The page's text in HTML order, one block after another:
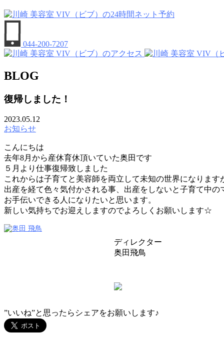
044-200-7207
BLOG
復帰しました！
2023.05.12
お知らせ
こんにちは
去年8月から産休育休頂いていた奥田です
５月より仕事復帰致しました
これからは子育てと美容師を両立して未知の世界になります
出産を経て色々気付かされる事、出産をしないと子育て中
お手伝いできる人になりたいと思います。
新しい気持ちでお迎えしますのでよろしくお願いします☆
ディレクター
奥田飛鳥
”いいね”と思ったらシェアをお願いします♪